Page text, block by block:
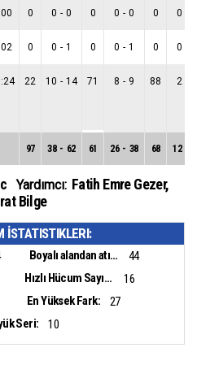
0 0 - 0 0 0 - 0 0 0
0 0 - 1 0 0 - 1 0 0
22 10 - 14 71 8 - 9 88 2
97 38 - 62 61 26 - 38 68 12
Yardımcı: Fatih Emre Gezer,
Bilge
İSTATISTIKLERI:
Boyalı alandan atılan sayı:
44
Hızlı Hücum Sayısı:
16
En Yüksek Fark:
27
Seri:
10